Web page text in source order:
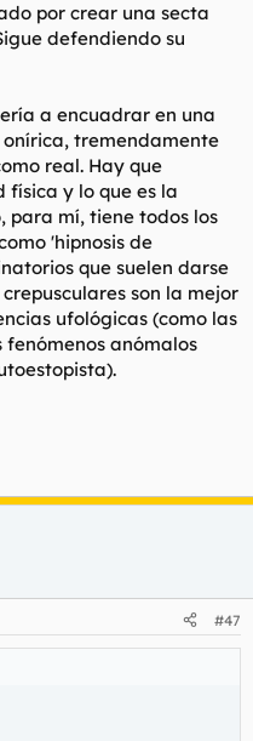
por crear una secta
defendiendo su
a encuadrar en una
tremendamente
real. Hay que
y lo que es la
para mí, tiene todos los
'hipnosis de
que suelen darse
son la mejor
ufológicas (como las
fenómenos anómalos
#47